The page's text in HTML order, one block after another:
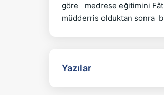
göre   medrese eğitimini
Yazılar